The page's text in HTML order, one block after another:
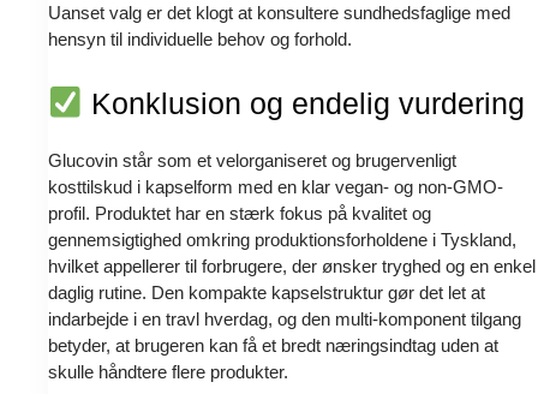
Uanset valg er det klogt at konsultere sundhedsfaglige med
hensyn til individuelle behov og forhold.
Konklusion og endelig vurdering
Glucovin står som et velorganiseret og brugervenligt
kosttilskud i kapselform med en klar vegan- og non-GMO-
profil. Produktet har en stærk fokus på kvalitet og
gennemsigtighed omkring produktionsforholdene i Tyskland,
hvilket appellerer til forbrugere, der ønsker tryghed og en enkel
daglig rutine. Den kompakte kapselstruktur gør det let at
indarbejde i en travl hverdag, og den multi-komponent tilgang
betyder, at brugeren kan få et bredt næringsindtag uden at
skulle håndtere flere produkter.